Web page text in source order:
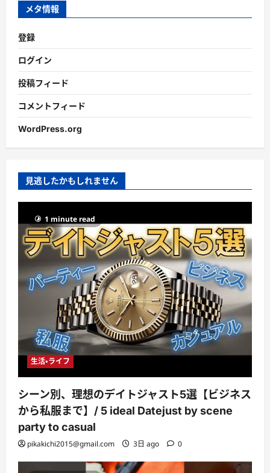
メタ情報
登録
ログイン
投稿フィード
コメントフィード
WordPress.org
見逃したかもしれません
1 minute read
生活・ライフ
シーン別、理想のデイトジャスト5選【ビジネス
から私服まで】/ 5 ideal Datejust by scene
party to casual
pikakichi2015@gmail.com 3日 ago 0